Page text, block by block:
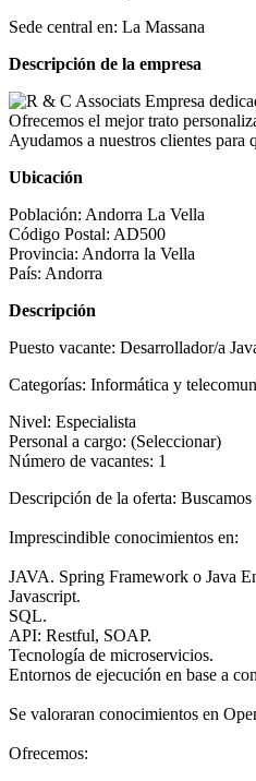
Sede central en: La Massana
Descripción de la empresa
Empresa
Ofrecemos el mejor trato
Ayudamos a nuestros clientes para
Ubicación
Población: Andorra La Vella
Código Postal: AD500
Provincia: Andorra la Vella
País: Andorra
Descripción
Puesto vacante: Desarrollador/a
Categorías: Informática y
Nivel: Especialista
Personal a cargo: (Seleccionar)
Número de vacantes: 1
Descripción de la oferta:
Imprescindible conocimientos en:
JAVA. Spring Framework o Java
Javascript.
SQL.
API: Restful, SOAP.
Tecnología de microservicios.
Entornos de ejecución en base a
Se valoraran conocimientos en
Ofrecemos: